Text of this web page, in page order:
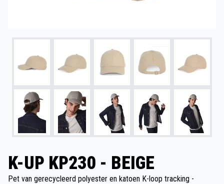
K-UP KP230 - BEIGE
Pet van gerecycleerd polyester en katoen K-loop tracking -